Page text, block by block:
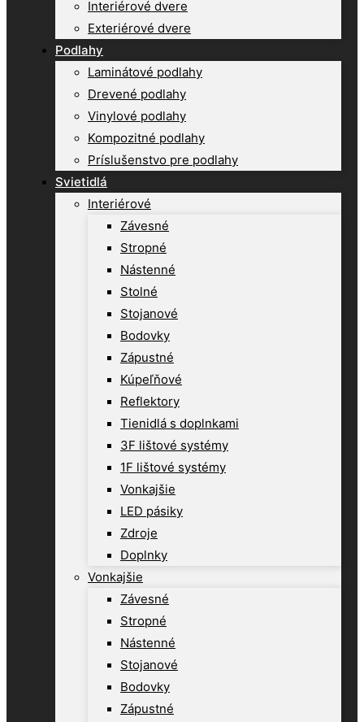
Interiérové dvere
Exteriérové dvere
Podlahy
Laminátové podlahy
Drevené podlahy
Vinylové podlahy
Kompozitné podlahy
Príslušenstvo pre podlahy
Svietidlá
Interiérové
Závesné
Stropné
Nástenné
Stolné
Stojanové
Bodovky
Zápustné
Kúpeľňové
Reflektory
Tienidlá s doplnkami
3F lištové systémy
1F lištové systémy
Vonkajšie
LED pásiky
Zdroje
Doplnky
Vonkajšie
Závesné
Stropné
Nástenné
Stojanové
Bodovky
Zápustné